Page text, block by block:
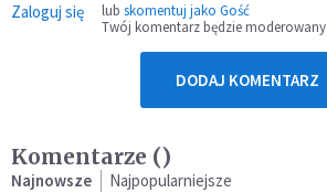
Zaloguj się lub skomentuj jako Gość
Twój komentarz będzie moderowany
DODAJ KOMENTARZ
Komentarze ()
Najnowsze Najpopularniejsze